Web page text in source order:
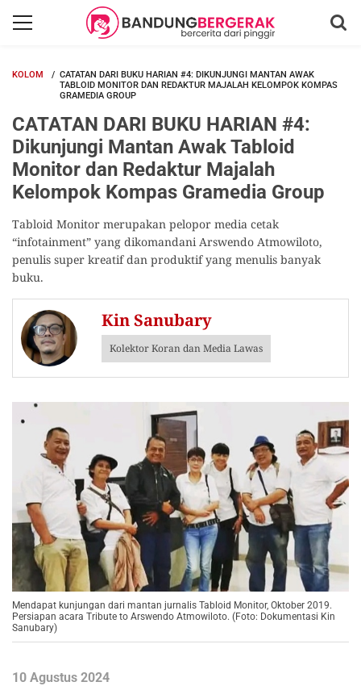
KOLOM
CATATAN DARI BUKU HARIAN #4: DIKUNJUNGI MANTAN AWAK
TABLOID MONITOR DAN REDAKTUR MAJALAH KELOMPOK KOMPAS
GRAMEDIA GROUP
CATATAN DARI BUKU HARIAN #4:
Dikunjungi Mantan Awak Tabloid
Monitor dan Redaktur Majalah
Kelompok Kompas Gramedia Group
Tabloid Monitor merupakan pelopor media cetak
“infotainment” yang dikomandani Arswendo Atmowiloto,
penulis super kreatif dan produktif yang menulis banyak
buku.
Kin Sanubary
Kolektor Koran dan Media Lawas
Mendapat kunjungan dari mantan jurnalis Tabloid Monitor, Oktober 2019.
Persiapan acara Tribute to Arswendo Atmowiloto. (Foto: Dokumentasi Kin
Sanubary)
10 Agustus 2024